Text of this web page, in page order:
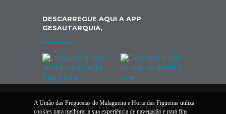
DESCARREGUE AQUI A APP
GESAUTARQUIA,
© 2026 União das Freguesias de Malagueira e
A União das Freguesias de Malagueira e Horta das Figueiras utiliza
cookies para melhorar a sua experiência de navegação e para fins